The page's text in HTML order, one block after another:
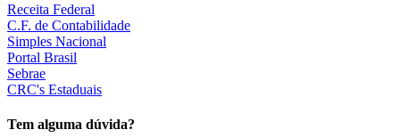
Receita Federal
C.F. de Contabilidade
Simples Nacional
Portal Brasil
Sebrae
CRC's Estaduais
Tem alguma dúvida?